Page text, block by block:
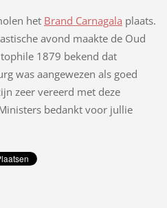
het Brand Carnagala plaats.
avond maakte de Oud
1879 bekend dat
was aangewezen als goed
zeer vereerd met deze
bedankt voor jullie